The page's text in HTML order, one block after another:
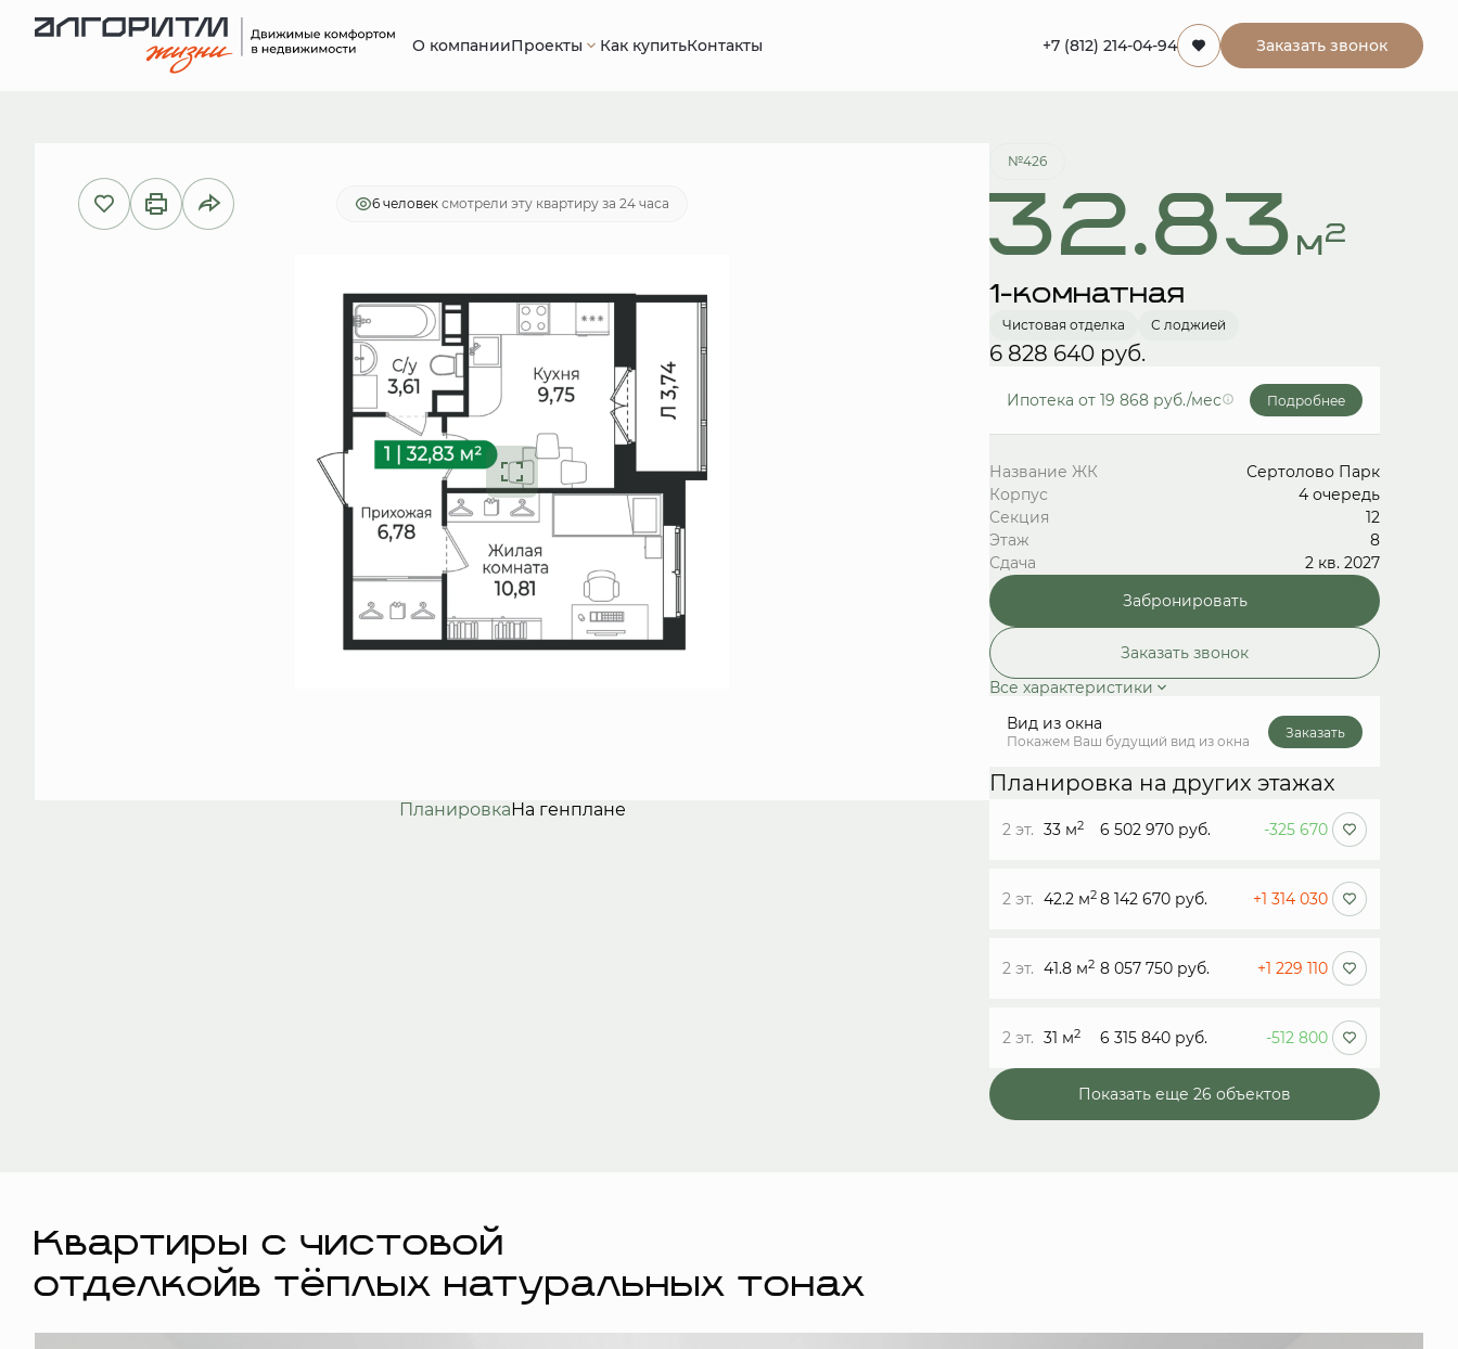
О компанииПроекты Как купитьКонтакты +7 (812) 214-04-94 Заказать звонок
1-комнатная 32.83 м 2 6 828 640 руб.Ипотекаот 19 868 руб./мес. Забронировать
6 человек смотрели эту квартиру за 24 часа
ПланировкаНа генплане
№426
32.83 м2
1-комнатная
Чистовая отделка С лоджией
6 828 640 руб.
Ипотека от 19 868 руб./мес Подробнее
Название ЖК
Сертолово Парк
Корпус
4 очередь
Секция
12
Этаж
8
Сдача
2 кв. 2027
Забронировать
Заказать звонок
Все характеристики
Вид из окна
Покажем Ваш будущий вид из окна
Заказать
Планировка на других этажах
2 эт. 33 м2 6 502 970 руб. -325 670
2 эт. 42.2 м2 8 142 670 руб. +1 314 030
2 эт. 41.8 м2 8 057 750 руб. +1 229 110
2 эт. 31 м2 6 315 840 руб. -512 800
Показать еще 26 объектов
Квартиры с чистовой
отделкойв тёплых натуральных тонах